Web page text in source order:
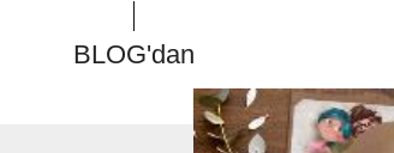
BLOG'dan